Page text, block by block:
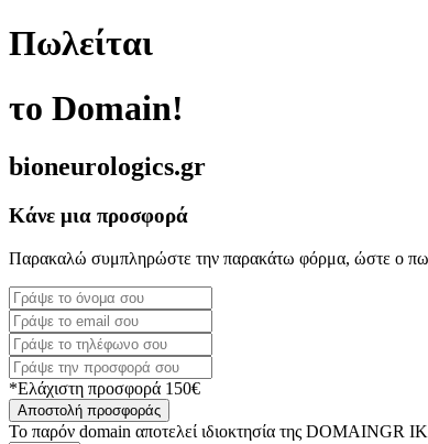
Πωλείται
το Domain!
bioneurologics.gr
Κάνε μια προσφορά
Παρακαλώ συμπληρώστε την παρακάτω φόρμα, ώστε ο
*Ελάχιστη προσφορά 150€
Αποστολή προσφοράς
Το παρόν domain αποτελεί ιδιοκτησία της DOMAINGR